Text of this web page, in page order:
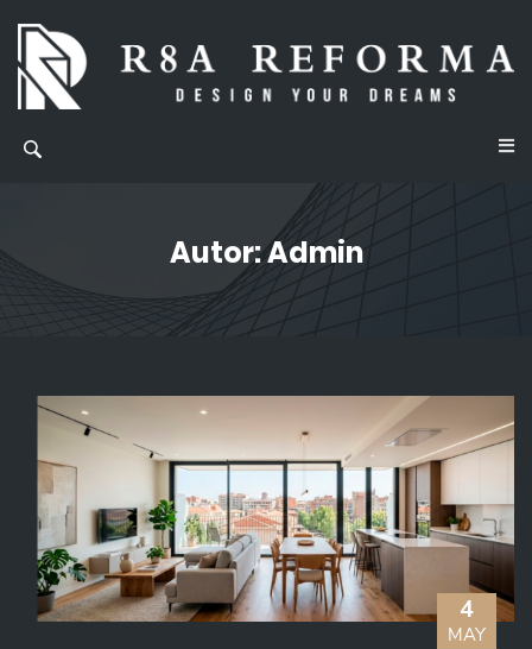
Autor:Admin
4
MAY